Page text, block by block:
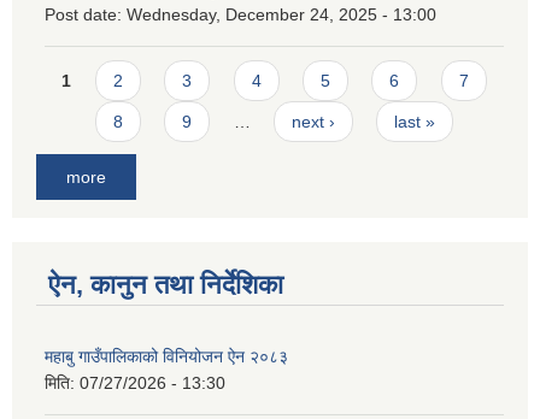
Post date: Wednesday, December 24, 2025 - 13:00
Pages
1 2 3 4 5 6 7
8 9 next › last »
more
ऐन, कानुन तथा निर्देशिका
महाबु गाउँपालिकाको विनियोजन ऐन २०८३
मिति: 07/27/2026 - 13:30